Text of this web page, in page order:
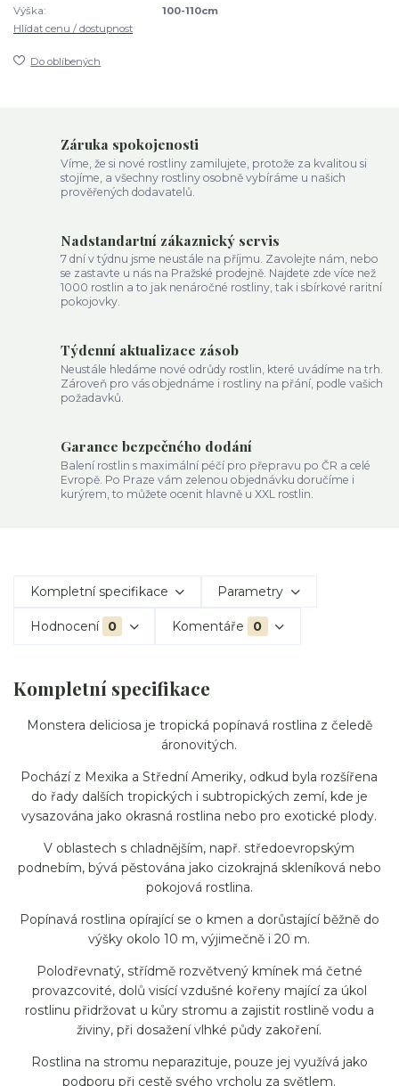
Výška:
100-110cm
Hlídat cenu / dostupnost
Do oblíbených
Záruka spokojenosti
Víme, že si nové rostliny zamilujete, protože za kvalitou si
stojíme, a všechny rostliny osobně vybíráme u našich
prověřených dodavatelů.
Nadstandartní zákaznický servis
7 dní v týdnu jsme neustále na příjmu. Zavolejte nám, nebo
se zastavte u nás na Pražské prodejně. Najdete zde více než
1000 rostlin a to jak nenáročné rostliny, tak i sbírkové raritní
pokojovky.
Týdenní aktualizace zásob
Neustále hledáme nové odrůdy rostlin, které uvádíme na trh.
Zároveň pro vás objednáme i rostliny na přání, podle vašich
požadavků.
Garance bezpečného dodání
Balení rostlin s maximální péčí pro přepravu po ČR a celé
Evropě. Po Praze vám zelenou objednávku doručíme i
kurýrem, to můžete ocenit hlavně u XXL rostlin.
Kompletní specifikace Parametry
Hodnocení 0 Komentáře 0
Kompletní specifikace
Monstera deliciosa je tropická popínavá rostlina z čeledě
áronovitých.
Pochází z Mexika a Střední Ameriky, odkud byla rozšířena
do řady dalších tropických i subtropických zemí, kde je
vysazována jako okrasná rostlina nebo pro exotické plody.
V oblastech s chladnějším, např. středoevropským
podnebím, bývá pěstována jako cizokrajná skleníková nebo
pokojová rostlina.
Popínavá rostlina opírající se o kmen a dorůstající běžně do
výšky okolo 10 m, výjimečně i 20 m.
Polodřevnatý, střídmě rozvětvený kmínek má četné
provazcovité, dolů visící vzdušné kořeny mající za úkol
rostlinu přidržovat u kůry stromu a zajistit rostlině vodu a
živiny, při dosažení vlhké půdy zakoření.
Rostlina na stromu neparazituje, pouze jej využívá jako
podporu při cestě svého vrcholu za světlem.